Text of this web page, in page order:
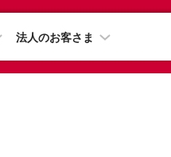
法人のお客さま